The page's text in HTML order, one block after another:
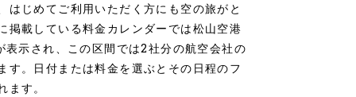
はじめてご利用いただく方にも空の旅がと
掲載している料金カレンダーでは松山空港
示され、この区間では2社分の航空会社の
す。日付または料金を選ぶとその日程のフ
ます。